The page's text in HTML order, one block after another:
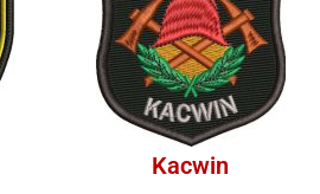
Kacwin